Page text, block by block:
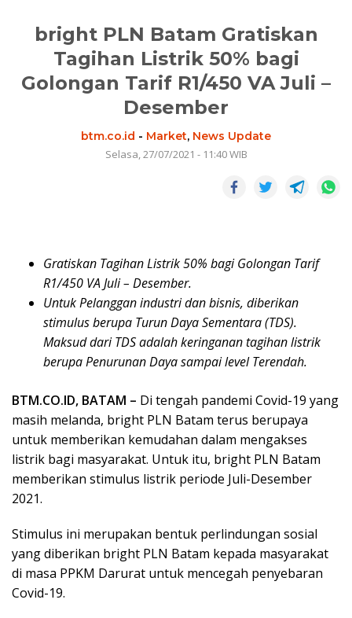
bright PLN Batam Gratiskan
Tagihan Listrik 50% bagi
Golongan Tarif R1/450 VA Juli –
Desember
btm.co.id - Market, News Update
Selasa, 27/07/2021 - 11:40 WIB
Gratiskan Tagihan Listrik 50% bagi Golongan Tarif
R1/450 VA Juli – Desember.
UntukPelanggan industri dan bisnis, diberikan
stimulus berupa Turun Daya Sementara (TDS).
Maksud dari TDS adalah keringanan tagihan listrik
berupa Penurunan Daya sampai level Terendah.
BTM.CO.ID, BATAM – Di tengah pandemi Covid-19 yang
masih melanda, bright PLN Batam terus berupaya
untuk memberikan kemudahan dalam mengakses
listrik bagi masyarakat. Untuk itu, bright PLN Batam
memberikan stimulus listrik periode Juli-Desember
2021.
Stimulus ini merupakan bentuk perlindungan sosial
yang diberikan bright PLN Batam kepada masyarakat
di masa PPKM Darurat untuk mencegah penyebaran
Covid-19.